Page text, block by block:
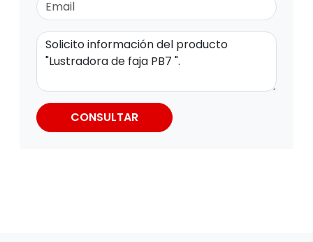
CONSULTAR